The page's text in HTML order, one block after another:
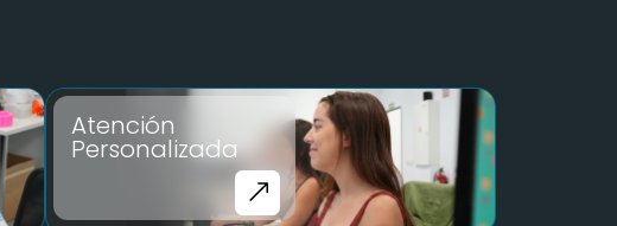
Atención
Personalizada